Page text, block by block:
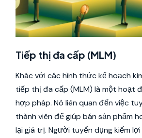
Tiếp thị đa cấp (MLM)
Khác với các hình thức kế hoạch
tiếp thị đa cấp (MLM) là một hoạt
hợp pháp. Nó liên quan đến việc
thành viên để giúp bán sản phẩm
lại giá trị. Người tuyển dụng kiếm